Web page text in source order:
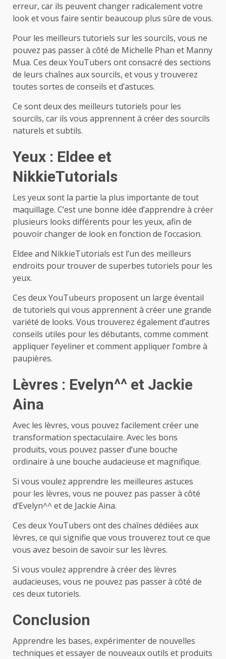
erreur, car ils peuvent changer radicalement votre
look et vous faire sentir beaucoup plus sûre de vous.
Pour les meilleurs tutoriels sur les sourcils, vous ne
pouvez pas passer à côté de Michelle Phan et Manny
Mua. Ces deux YouTubers ont consacré des sections
de leurs chaînes aux sourcils, et vous y trouverez
toutes sortes de conseils et d’astuces.
Ce sont deux des meilleurs tutoriels pour les
sourcils, car ils vous apprennent à créer des sourcils
naturels et subtils.
Yeux : Eldee et
NikkieTutorials
Les yeux sont la partie la plus importante de tout
maquillage. C’est une bonne idée d’apprendre à créer
plusieurs looks différents pour les yeux, afin de
pouvoir changer de look en fonction de l’occasion.
Eldee and NikkieTutorials est l’un des meilleurs
endroits pour trouver de superbes tutoriels pour les
yeux.
Ces deux YouTubeurs proposent un large éventail
de tutoriels qui vous apprennent à créer une grande
variété de looks. Vous trouverez également d’autres
conseils utiles pour les débutants, comme comment
appliquer l’eyeliner et comment appliquer l’ombre à
paupières.
Lèvres : Evelyn^^ et Jackie
Aina
Avec les lèvres, vous pouvez facilement créer une
transformation spectaculaire. Avec les bons
produits, vous pouvez passer d’une bouche
ordinaire à une bouche audacieuse et magnifique.
Si vous voulez apprendre les meilleures astuces
pour les lèvres, vous ne pouvez pas passer à côté
d’Evelyn^^ et de Jackie Aina.
Ces deux YouTubers ont des chaînes dédiées aux
lèvres, ce qui signifie que vous trouverez tout ce que
vous avez besoin de savoir sur les lèvres.
Si vous voulez apprendre à créer des lèvres
audacieuses, vous ne pouvez pas passer à côté de
ces deux tutoriels.
Conclusion
Apprendre les bases, expérimenter de nouvelles
techniques et essayer de nouveaux outils et produits